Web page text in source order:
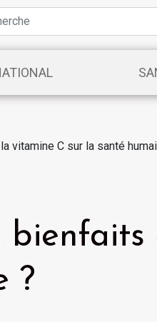
vitamine C sur la santé
?